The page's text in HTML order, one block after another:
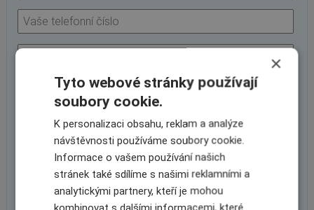
×
Tyto webové stránky používají
soubory cookie.
K personalizaci obsahu, reklam a analýze
návštěvnosti používáme soubory cookie.
Informace o vašem používání našich
stránek také sdílíme s našimi reklamními a
analytickými partnery, kteří je mohou
kombinovat s dalšími informacemi, které